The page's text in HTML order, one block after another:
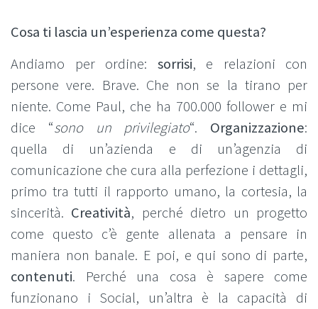
Cosa ti lascia un’esperienza come questa?
Andiamo per ordine: sorrisi, e relazioni con
persone vere. Brave. Che non se la tirano per
niente. Come Paul, che ha 700.000 follower e mi
dice “sono un privilegiato“. Organizzazione:
quella di un’azienda e di un’agenzia di
comunicazione che cura alla perfezione i dettagli,
primo tra tutti il rapporto umano, la cortesia, la
sincerità. Creatività, perché dietro un progetto
come questo c’è gente allenata a pensare in
maniera non banale. E poi, e qui sono di parte,
contenuti. Perché una cosa è sapere come
funzionano i Social, un’altra è la capacità di